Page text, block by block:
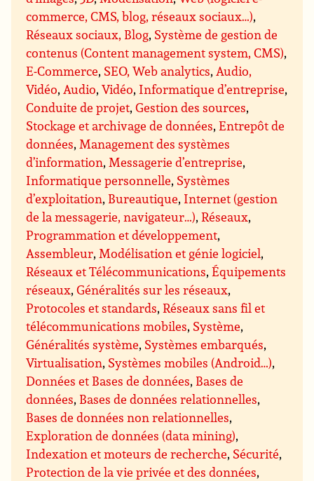
commerce, CMS, blog, réseaux sociaux…),
Réseaux sociaux, Blog, Système de gestion de
contenus (Content management system, CMS),
E-Commerce, SEO, Web analytics, Audio,
Vidéo, Audio,Vidéo, Informatique d’entreprise,
Conduite de projet,Gestion des sources,
Stockage et archivage de données,Entrepôt de
données, Management des systèmes
d’information, Messagerie d’entreprise,
Informatique personnelle, Systèmes
d’exploitation, Bureautique, Internet (gestion
de la messagerie, navigateur…),Réseaux,
Programmation et développement,
Assembleur, Modélisation et génie logiciel,
Réseaux et Télécommunications,Équipements
réseaux,Généralités sur les réseaux,
Protocoles et standards,Réseaux sans fil et
télécommunications mobiles, Système,
Généralités système, Systèmes embarqués,
Virtualisation, Systèmes mobiles (Android…),
Données et Bases de données, Bases de
données, Bases de données relationnelles,
Bases de données non relationnelles,
Exploration de données (data mining),
Indexation et moteurs de recherche, Sécurité,
Protection de la vie privée et des données,